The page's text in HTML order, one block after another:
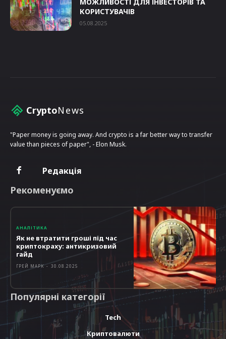
КОРИСТУВАЧІВ
05.08.2025
CryptoNews
"Paper money is going away. And crypto is a far better way to transfer
value than pieces of paper", - Elon Musk.
Редакція
Рекоменуємо
АНАЛІТИКА
Як не втратити гроші під час
криптокраху: антикризовий
гайд
ГРЕЙ МАРК - 30.08.2025
Популярні категорії
Tech
Криптовалюти